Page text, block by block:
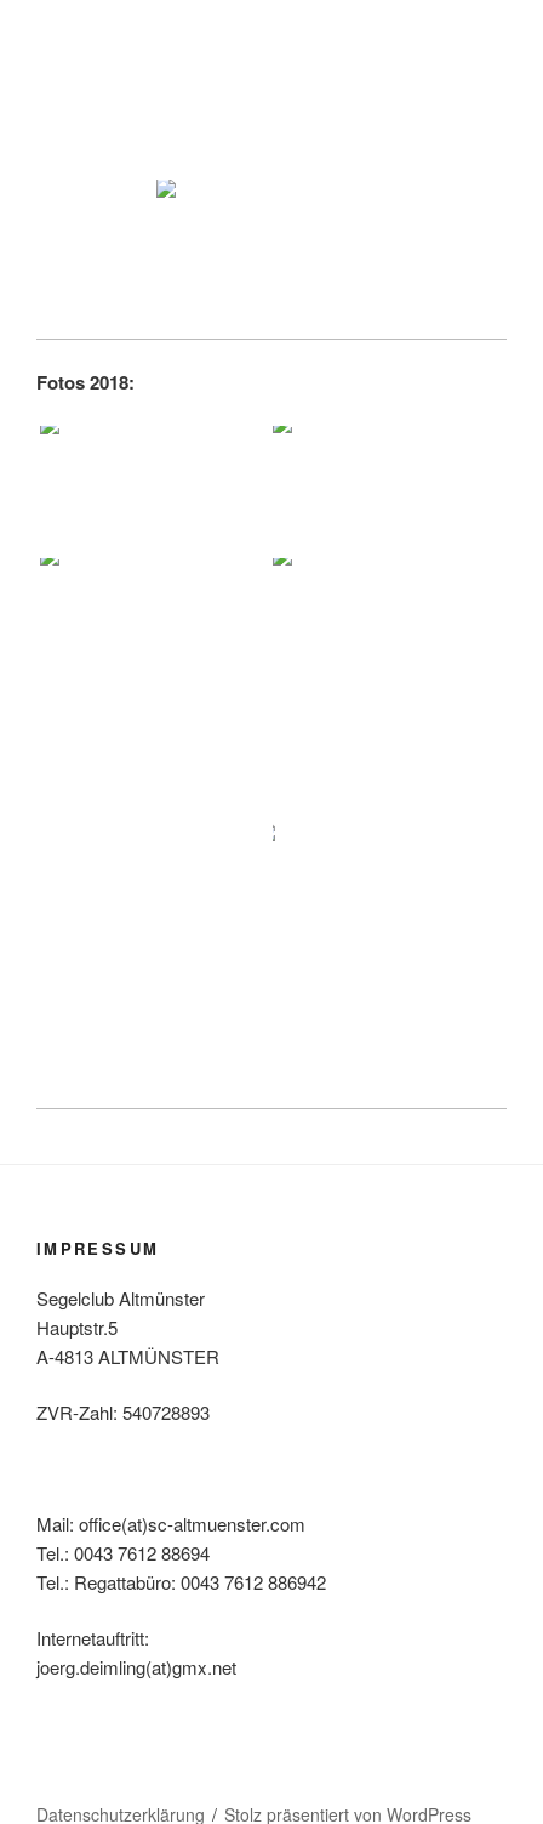
Fotos 2018:
IMPRESSUM
Segelclub Altmünster
Hauptstr.5
A-4813 ALTMÜNSTER
ZVR-Zahl: 540728893
Mail: office(at)sc-altmuenster.com
Tel.: 0043 7612 88694
Tel.: Regattabüro: 0043 7612 886942
Internetauftritt:
joerg.deimling(at)gmx.net
Datenschutzerklärung Stolz präsentiert von WordPress